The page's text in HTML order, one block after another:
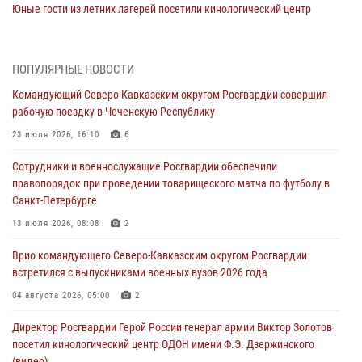
Юные гости из летних лагерей посетили кинологический центр
ветераны военной контрразведки почтили память Николая
Кузнецова
07 августа 2026, 12:00
Ветеран войск правопорядка генерал-майор Иван Пияшев – герой
выпуска «Легенды армии с Александром Маршалом»
07 августа 2026, 12:00
Смольного собора в Санкт-Петербурге (видео)
07 августа 2026, 11:34
взрывобезопасности
ПОПУЛЯРНЫЕ НОВОСТИ
Командующий Северо-Кавказским округом Росгвардии совершил
рабочую поездку в Чеченскую Республику
23 июля 2026, 16:10 6
Сотрудники и военнослужащие Росгвардии обеспечили
правопорядок при проведении товарищеского матча по футболу в
Санкт-Петербурге
13 июля 2026, 08:08 2
Врио командующего Северо-Кавказским округом Росгвардии
встретился с выпускниками военных вузов 2026 года
04 августа 2026, 05:00 2
Директор Росгвардии Герой России генерал армии Виктор Золотов
посетил кинологический центр ОДОН имени Ф.Э. Дзержинского